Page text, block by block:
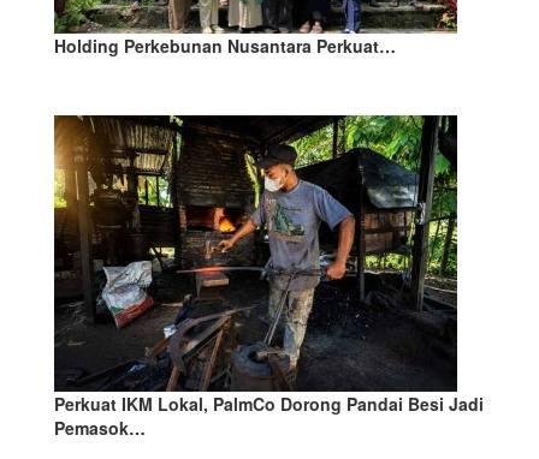
Holding Perkebunan Nusantara Perkuat…
Perkuat IKM Lokal, PalmCo Dorong Pandai Besi Jadi
Pemasok…